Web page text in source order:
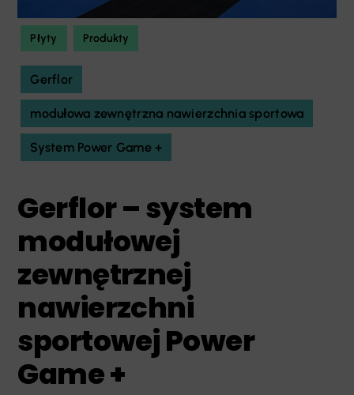
Płyty Produkty
Gerflor
modułowa zewnętrzna nawierzchnia sportowa
System Power Game +
Gerflor – system
modułowej
zewnętrznej
nawierzchni
sportowej Power
Game +